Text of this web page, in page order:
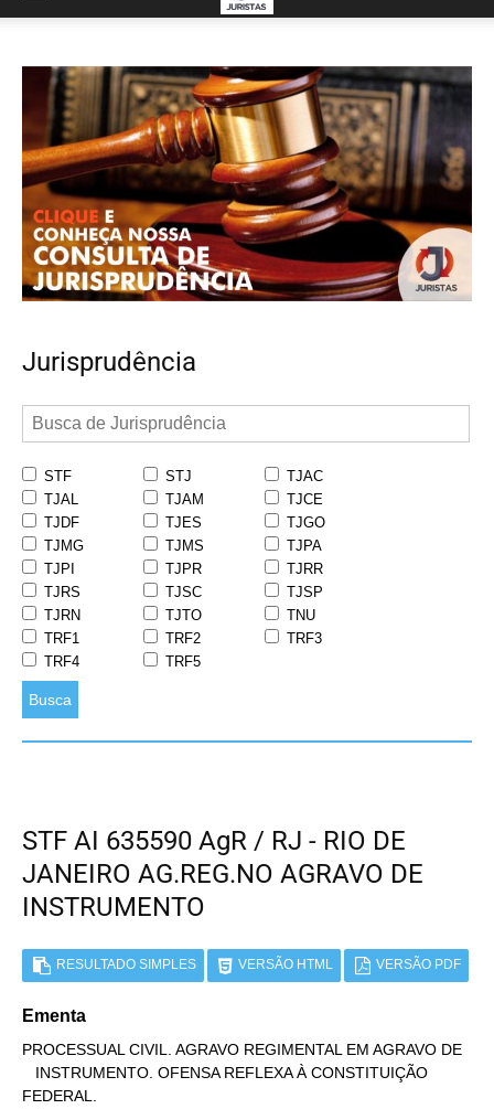
Jurisprudência
STF STJ
TJAC
TJAL
TJAM
TJCE
TJDF
TJES
TJGO
TJMG
TJMS
TJPA
TJPI
TJPR
TJRR
TJRS
TJSC
TJSP
TJRN
TJTO
TNU
TRF1
TRF2
TRF3
TRF4
TRF5
Busca
STF AI 635590 AgR / RJ - RIO DE
JANEIRO AG.REG.NO AGRAVO DE
INSTRUMENTO
RESULTADO SIMPLES VERSÃO HTML VERSÃO PDF
Ementa
PROCESSUAL CIVIL. AGRAVO REGIMENTAL EM AGRAVO DE
FEDERAL.